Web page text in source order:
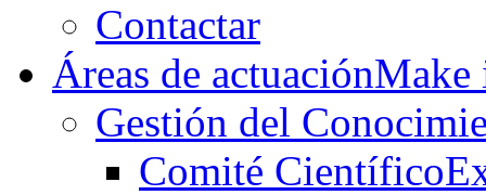
Contactar
Áreas de actuación
Gestión del
Comité Científico